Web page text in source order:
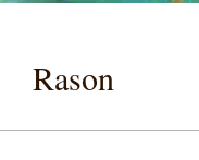
Rason